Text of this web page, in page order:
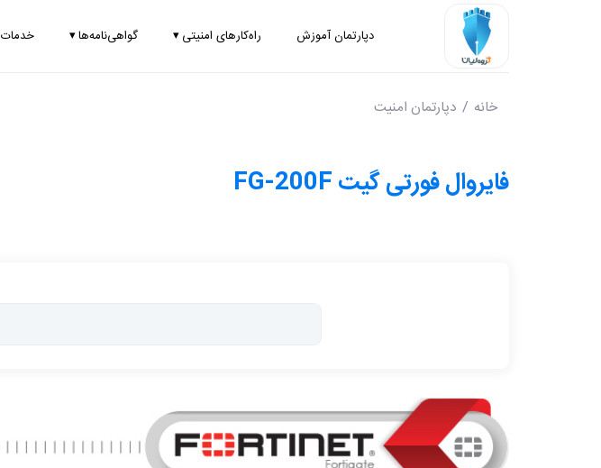
دپارتمان آموزش راه‌کارهای امنیتی▾ گواهی‌نامه‌ها▾ خدمات
خانه دپارتمان امنیت
فایروال فورتی گیت FG-200F